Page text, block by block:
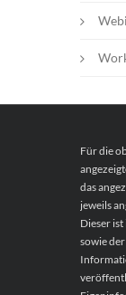
Für die
das
jeweils
Dieser
sowie